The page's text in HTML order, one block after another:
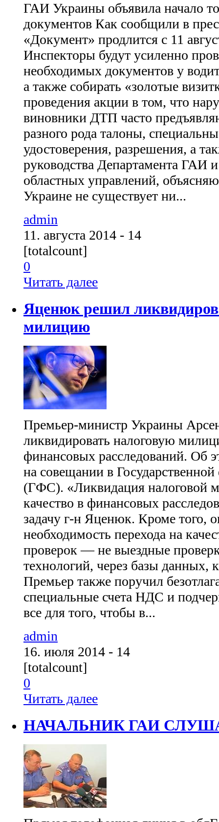
ГАИ Украины объявила начало
документов Как сообщили в
«Документ» продлится с 11
Инспекторы будут усиленно
необходимых документов у
а также собирать «золотые
проведения акции в том, что
виновники ДТП часто
разного рода талоны,
удостоверения, разрешения, а
руководства Департамента ГАИ
областных управлений,
Украине не существует ни...
admin
11. августа 2014 - 14
[totalcount]
0
Читать далее
Яценюк решил
милицию
Премьер-министр Украины
ликвидировать налоговую
финансовых расследований. Об
на совещании в
(ГФС). «Ликвидация налоговой
качество в финансовых
задачу г-н Яценюк. Кроме того,
необходимость перехода на
проверок — не выездные
технологий, через базы данных,
Премьер также поручил
специальные счета НДС и
все для того, чтобы в...
admin
16. июля 2014 - 14
[totalcount]
0
Читать далее
НАЧАЛЬНИК ГАИ